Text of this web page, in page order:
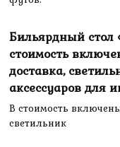
Бильярдный стол
стоимость
доставка,
аксессуаров для
В стоимость
светильник